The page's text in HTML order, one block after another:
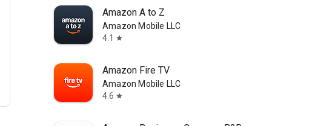
Amazon A to Z
Amazon Mobile LLC
4.1
star
Amazon Fire TV
Amazon Mobile LLC
4.6 star